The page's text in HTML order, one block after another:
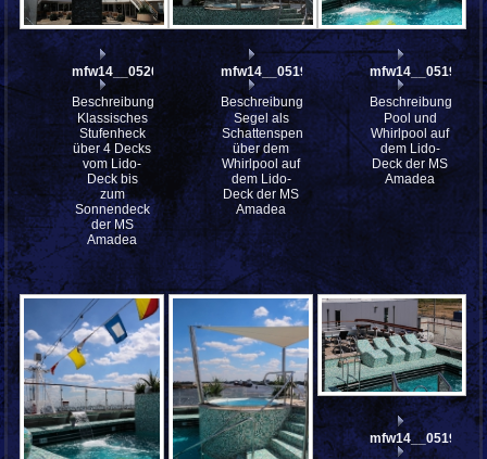
mfw14__052001
Beschreibung:
Klassisches
Stufenheck
über 4 Decks
vom Lido-
Deck bis
zum
Sonnendeck
der MS
Amadea
mfw14__051996
Beschreibung:
Segel als
Schattenspender
über dem
Whirlpool auf
dem Lido-
Deck der MS
Amadea
mfw14__051994st
Beschreibung:
Pool und
Whirlpool auf
dem Lido-
Deck der MS
Amadea
mfw14__051984